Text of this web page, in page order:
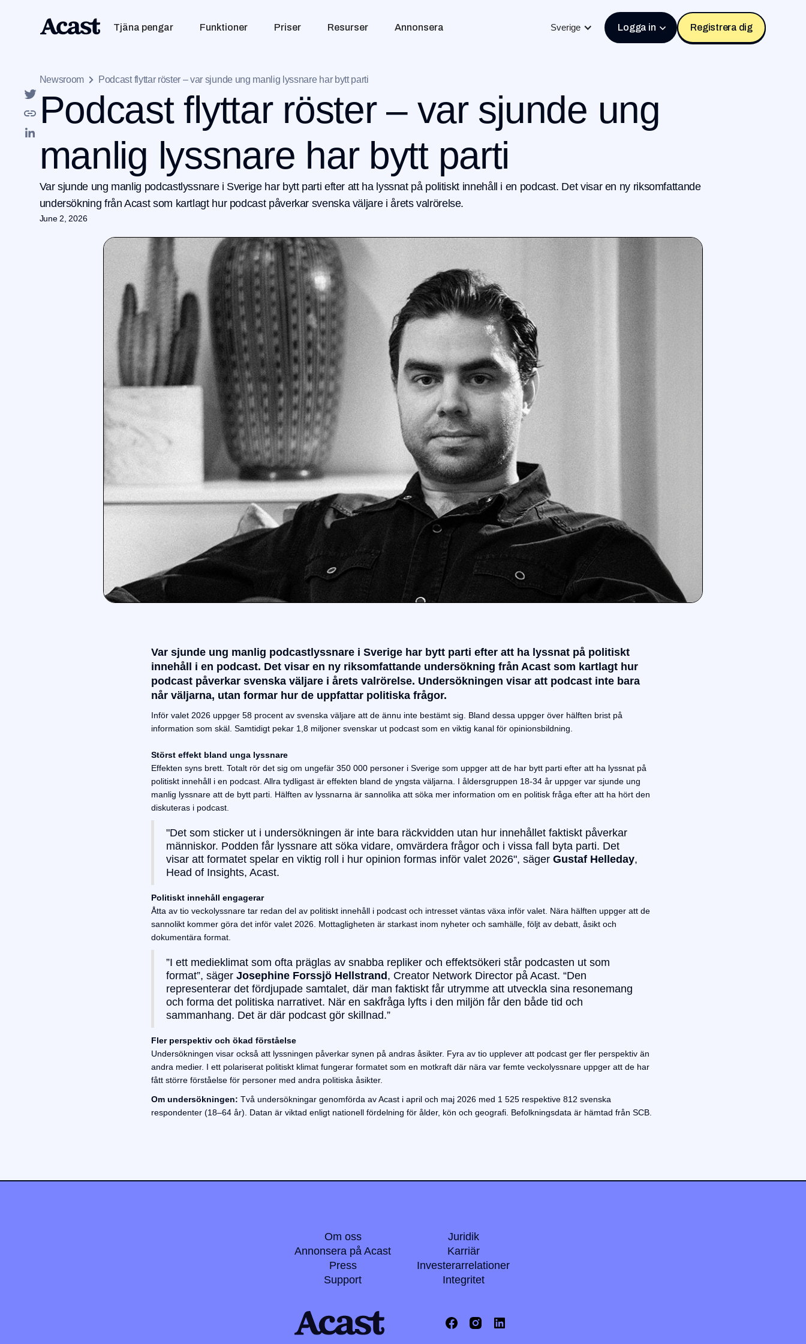
Tjäna pengar Funktioner Priser Resurser Annonsera Sverige Logga in Registrera dig
Newsroom Podcast flyttar röster – var sjunde ung manlig lyssnare har bytt parti
Podcast flyttar röster – var sjunde ung
manlig lyssnare har bytt parti
Var sjunde ung manlig podcastlyssnare i Sverige har bytt parti efter att ha lyssnat på politiskt innehåll i en podcast. Det visar en ny riksomfattande
undersökning från Acast som kartlagt hur podcast påverkar svenska väljare i årets valrörelse.
June 2, 2026
Var sjunde ung manlig podcastlyssnare i Sverige har bytt parti efter att ha lyssnat på politiskt
innehåll i en podcast. Det visar en ny riksomfattande undersökning från Acast som kartlagt hur
podcast påverkar svenska väljare i årets valrörelse. Undersökningen visar att podcast inte bara
når väljarna, utan formar hur de uppfattar politiska frågor.
Inför valet 2026 uppger 58 procent av svenska väljare att de ännu inte bestämt sig. Bland dessa uppger över hälften brist på
information som skäl. Samtidigt pekar 1,8 miljoner svenskar ut podcast som en viktig kanal för opinionsbildning.
Störst effekt bland unga lyssnare
Effekten syns brett. Totalt rör det sig om ungefär 350 000 personer i Sverige som uppger att de har bytt parti efter att ha lyssnat på
politiskt innehåll i en podcast. Allra tydligast är effekten bland de yngsta väljarna. I åldersgruppen 18-34 år uppger var sjunde ung
manlig lyssnare att de bytt parti. Hälften av lyssnarna är sannolika att söka mer information om en politisk fråga efter att ha hört den
diskuteras i podcast.
"Det som sticker ut i undersökningen är inte bara räckvidden utan hur innehållet faktiskt påverkar
människor. Podden får lyssnare att söka vidare, omvärdera frågor och i vissa fall byta parti. Det
visar att formatet spelar en viktig roll i hur opinion formas inför valet 2026", säger Gustaf Helleday,
Head of Insights, Acast.
Politiskt innehåll engagerar
Åtta av tio veckolyssnare tar redan del av politiskt innehåll i podcast och intresset väntas växa inför valet. Nära hälften uppger att de
sannolikt kommer göra det inför valet 2026. Mottagligheten är starkast inom nyheter och samhälle, följt av debatt, åsikt och
dokumentära format.
”I ett medieklimat som ofta präglas av snabba repliker och effektsökeri står podcasten ut som
format”, säger Josephine Forssjö Hellstrand , Creator Network Director på Acast. “Den
representerar det fördjupade samtalet, där man faktiskt får utrymme att utveckla sina resonemang
och forma det politiska narrativet. När en sakfråga lyfts i den miljön får den både tid och
sammanhang. Det är där podcast gör skillnad.”
Fler perspektiv och ökad förståelse
Undersökningen visar också att lyssningen påverkar synen på andras åsikter. Fyra av tio upplever att podcast ger fler perspektiv än
andra medier. I ett polariserat politiskt klimat fungerar formatet som en motkraft där nära var femte veckolyssnare uppger att de har
fått större förståelse för personer med andra politiska åsikter.
Om undersökningen: Två undersökningar genomförda av Acast i april och maj 2026 med 1 525 respektive 812 svenska
respondenter (18–64 år). Datan är viktad enligt nationell fördelning för ålder, kön och geografi. Befolkningsdata är hämtad från SCB.
Om oss
Annonsera på Acast
Press
Support
Juridik
Karriär
Investerarrelationer
Integritet